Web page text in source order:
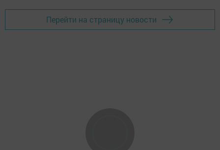
Перейти на страницу новости